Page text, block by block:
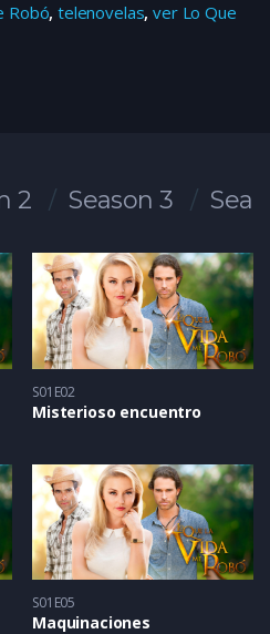
Robó,telenovelas,ver Lo Que
2 Season 3
S01E02
Misterioso encuentro
S01E05
Maquinaciones